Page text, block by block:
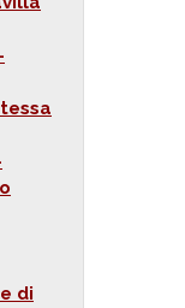
di